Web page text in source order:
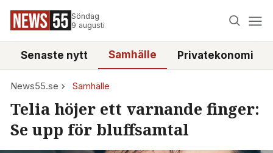
Söndag
9 augusti
Senaste nytt Samhälle Privatekonomi
News55.se Samhälle
Telia höjer ett varnande finger:
Se upp för bluffsamtal